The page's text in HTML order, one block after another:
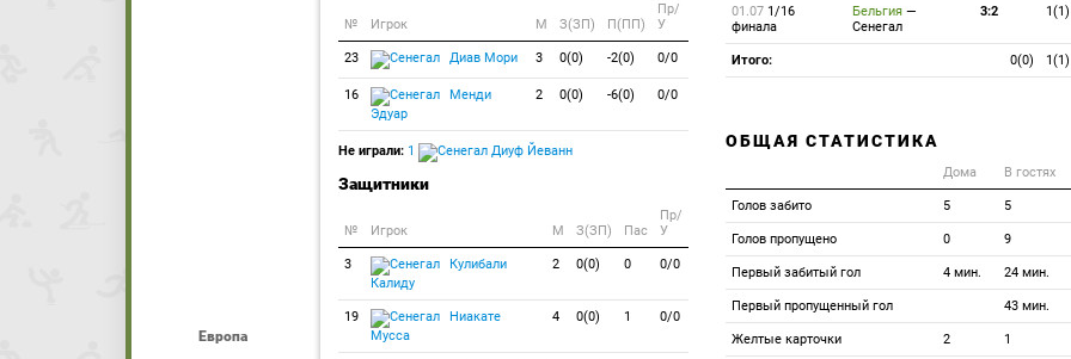
Европа
№ Игрок M З(ЗП) П(ПП)
Пр/
У
23 Диав Мори 3 0(0) -2(0) 0/0
16
Менди
Эдуар
2 0(0) -6(0) 0/0
Не играли: 1 Диуф Йеванн
Защитники
№ Игрок M З(ЗП) Пас
Пр/
У
3
Кулибали
Калиду
2 0(0) 0 0/0
19
Ниакате
Мусса
4 0(0) 1 0/0
01.071/16
финала
Бельгия —
Сенегал
3:2 1(1)
Итого: 0(0) 1(1)
ОБЩАЯ СТАТИСТИКА
Дома В гостях
Голов забито 5 5
Голов пропущено 0 9
Первый забитый гол 4 мин. 24 мин.
Первый пропущенный гол 43 мин.
Желтые карточки 2 1